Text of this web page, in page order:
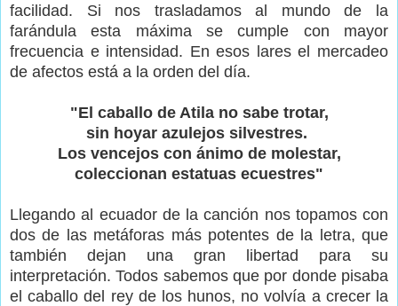
facilidad. Si nos trasladamos al mundo de la
farándula esta máxima se cumple con mayor
frecuencia e intensidad. En esos lares el mercadeo
de afectos está a la orden del día.
"El caballo de Atila no sabe trotar,
sin hoyar azulejos silvestres.
Los vencejos con ánimo de molestar,
coleccionan estatuas ecuestres"
Llegando al ecuador de la canción nos topamos con
dos de las metáforas más potentes de la letra, que
también dejan una gran libertad para su
interpretación. Todos sabemos que por donde pisaba
el caballo del rey de los hunos, no volvía a crecer la